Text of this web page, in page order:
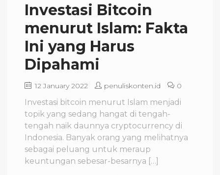
Investasi Bitcoin
menurut Islam: Fakta
Ini yang Harus
Dipahami
12 January 2022 penuliskonten.id 0
Investasi bitcoin menurut Islam menjadi
topik yang sedang hangat di tengah-
tengah naik daunnya cryptocurrency di
Indonesia. Banyak orang yang melihatnya
sebagai peluang untuk meraup
keuntungan sebesar-besarnya […]